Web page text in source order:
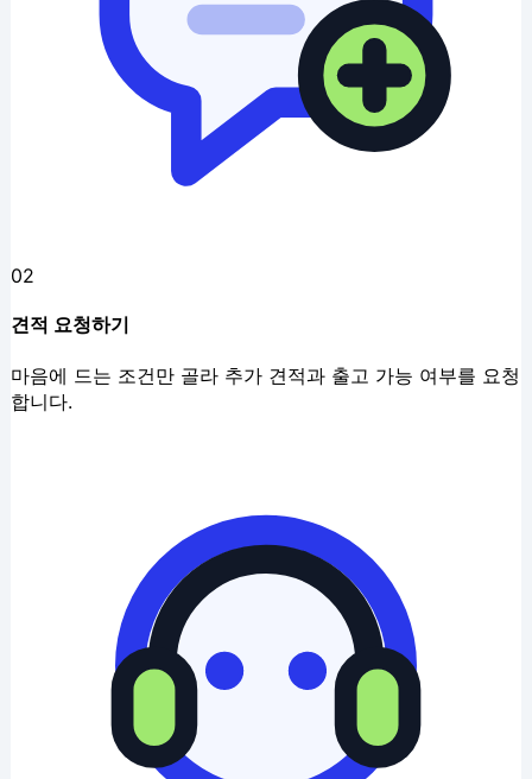
02
견적 요청하기
마음에 드는 조건만 골라 추가 견적과 출고 가능 여부를 요청
합니다.